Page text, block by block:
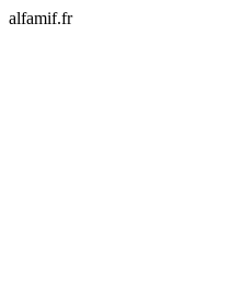
alfamif.fr